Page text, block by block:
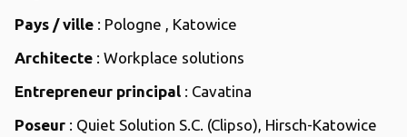
Pays / ville : Pologne , Katowice
Architecte : Workplace solutions
Entrepreneur principal : Cavatina
Poseur : Quiet Solution S.C. (Clipso), Hirsch-Katowice